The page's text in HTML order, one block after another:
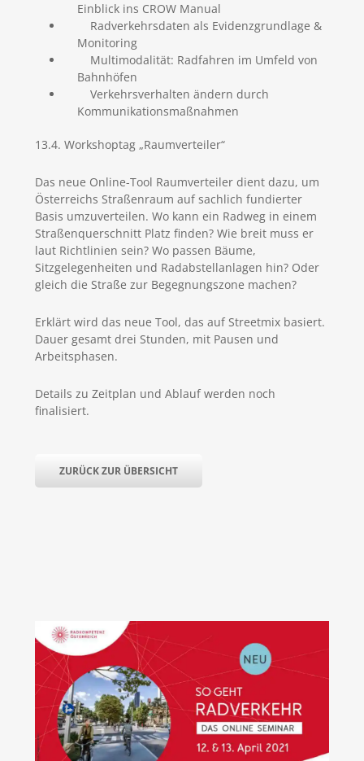
Einblick ins CROW Manual
Radverkehrsdaten als Evidenzgrundlage &
Monitoring
Multimodalität: Radfahren im Umfeld von
Bahnhöfen
Verkehrsverhalten ändern durch
Kommunikationsmaßnahmen
13.4. Workshoptag „Raumverteiler“
Das neue Online-Tool Raumverteiler dient dazu, um
Österreichs Straßenraum auf sachlich fundierter
Basis umzuverteilen. Wo kann ein Radweg in einem
Straßenquerschnitt Platz finden? Wie breit muss er
laut Richtlinien sein? Wo passen Bäume,
Sitzgelegenheiten und Radabstellanlagen hin? Oder
gleich die Straße zur Begegnungszone machen?
Erklärt wird das neue Tool, das auf Streetmix basiert.
Dauer gesamt drei Stunden, mit Pausen und
Arbeitsphasen.
Details zu Zeitplan und Ablauf werden noch
finalisiert.
ZURÜCK ZUR ÜBERSICHT